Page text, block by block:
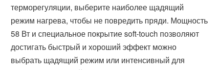
терморегуляции, выберите наиболее щадящий
режим нагрева, чтобы не повредить пряди. Мощность
58 Вт и специальное покрытие soft-touch позволяют
достигать быстрый и хороший эффект можно
выбрать щадящий режим или интенсивный для